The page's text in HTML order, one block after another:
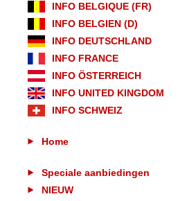
INFO BELGIQUE (FR)
INFO BELGIEN (D)
INFO DEUTSCHLAND
INFO FRANCE
INFO ÖSTERREICH
INFO UNITED KINGDOM
INFO SCHWEIZ
Home
Speciale aanbiedingen
NIEUW